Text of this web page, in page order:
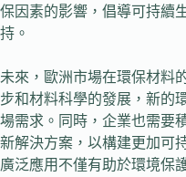
保因素的影響，倡導可持續
持。
未來，歐洲市場在環保材料
步和材料科學的發展，新的
場需求。同時，企業也需要
新解決方案，以構建更加可
廣泛應用不僅有助於環境保